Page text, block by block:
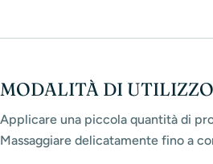
MODALITÀ DI UTILIZZO
Applicare una piccola quantità di
Massaggiare delicatamente fino a